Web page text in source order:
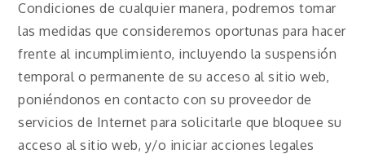
Condiciones de cualquier manera, podremos tomar
las medidas que consideremos oportunas para hacer
frente al incumplimiento, incluyendo la suspensión
temporal o permanente de su acceso al sitio web,
poniéndonos en contacto con su proveedor de
servicios de Internet para solicitarle que bloquee su
acceso al sitio web, y/o iniciar acciones legales